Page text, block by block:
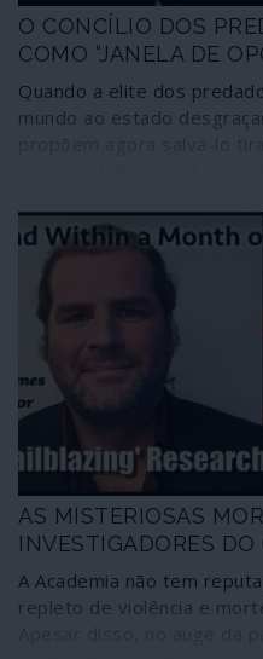
O CONCÍLIO DOS
COMO “JANELA DE
Quando a elite dos
mundo ao estado
AS MISTERIOSAS
INVESTIGADORES DO
A Academia não tem
repleto de violência e